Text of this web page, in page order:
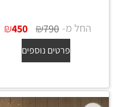
החל מ- ₪790
₪450
פרטים נוספים